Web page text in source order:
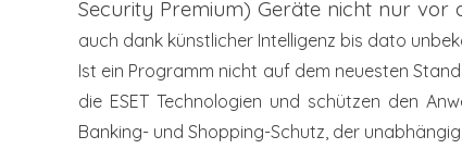
Security Premium) Geräte nicht nur vor
auch dank künstlicher Intelligenz bis dato
Ist ein Programm nicht auf dem neuesten
die ESETTechnologien und schützen den
Banking- und Shopping-Schutz, der